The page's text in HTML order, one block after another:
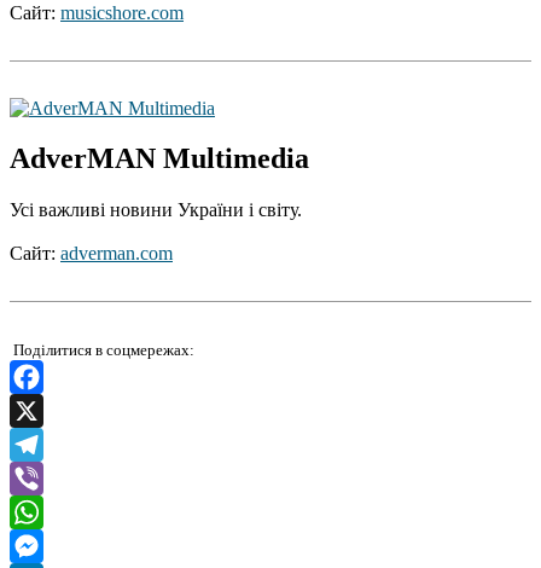
Сайт: musicshore.com
AdverMAN Multimedia
Усі важливі новини України і світу.
Сайт: adverman.com
Поділитися в соцмережах:
Facebook
X
Telegram
Viber
WhatsApp